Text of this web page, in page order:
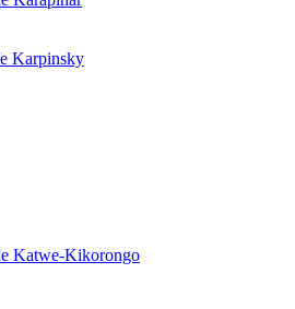
Karpinsky
Katwe-Kikorongo